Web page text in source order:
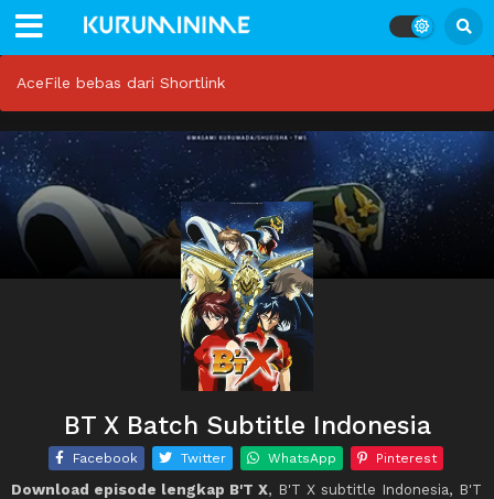
AceFile bebas dari Shortlink
BT X Batch Subtitle Indonesia
Facebook Twitter WhatsApp Pinterest
Download episode lengkap B'T X, B'T X subtitle Indonesia, B'T